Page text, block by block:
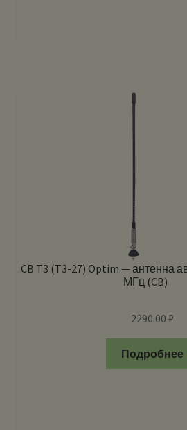
CB T3 (T3-27) Optim — антенна
МГц (CB)
2290.00₽
Подробнее